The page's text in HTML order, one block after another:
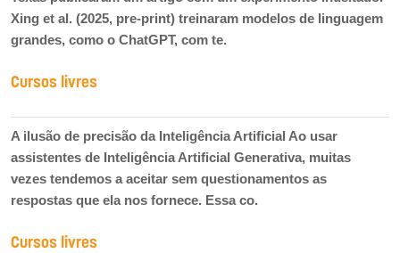
Xing et al. (2025, pre-print) treinaram modelos de linguagem
grandes, como o ChatGPT, com te.
Cursos livres
A ilusão de precisão da Inteligência Artificial Ao usar
assistentes de Inteligência Artificial Generativa, muitas
vezes tendemos a aceitar sem questionamentos as
respostas que ela nos fornece. Essa co.
Cursos livres